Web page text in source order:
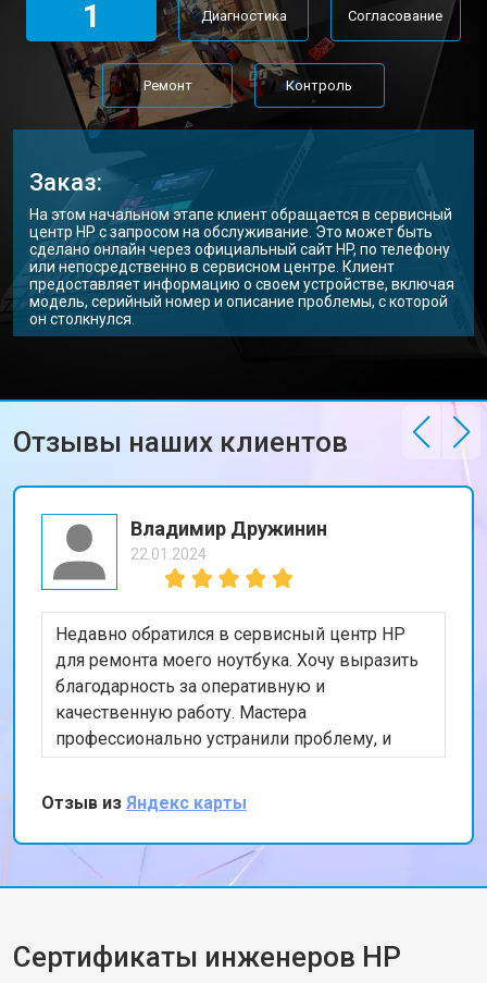
Замена Wi-Fi ноутбука HP от 2200 ₽ Заказать
Ремонт цепи питания от 3500 ₽ Заказать
Замена USB порта от 2200 ₽ Заказать
Замена звуковой карты
Замена кулера ноутбука HP
Замена оперативной памяти от 1100 ₽ Заказать
Прошивка BIOS ноутбука HP от 1500 ₽ Заказать
Замена северного моста
1 Диагностика Согласование
Ремонт Контроль
Заказ:
На этом начальном этапе клиент обращается в сервисный
центр HP с запросом на обслуживание. Это может быть
сделано онлайн через официальный сайт HP, по телефону
или непосредственно в сервисном центре. Клиент
предоставляет информацию о своем устройстве, включая
модель, серийный номер и описание проблемы, с которой
он столкнулся.
Отзывы наших клиентов
Владимир Дружинин
22.01.2024
Недавно обратился в сервисный центр HP
для ремонта моего ноутбука. Хочу выразить
благодарность за оперативную и
качественную работу. Мастера
профессионально устранили проблему, и
теперь мой ноутбук работает безупречно.
Особенно порадовало, что ремонт был
выполнен в тот же день. Спасибо за вашу
работу!
Отзыв из Яндекс карты
Сертификаты инженеров HP